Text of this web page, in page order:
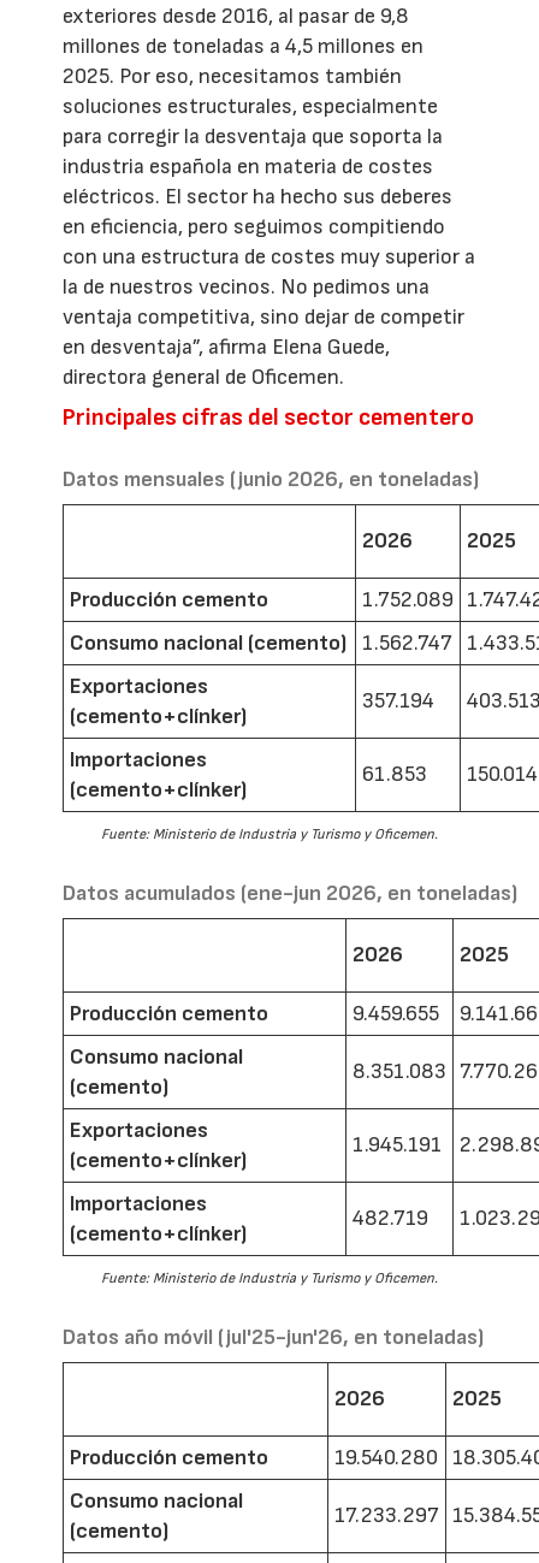
exteriores desde 2016, al pasar de 9,8
millones de toneladas a 4,5 millones en
2025. Por eso, necesitamos también
soluciones estructurales, especialmente
para corregir la desventaja que soporta la
industria española en materia de costes
eléctricos. El sector ha hecho sus deberes
en eficiencia, pero seguimos compitiendo
con una estructura de costes muy superior a
la de nuestros vecinos. No pedimos una
ventaja competitiva, sino dejar de competir
en desventaja”, afirma Elena Guede,
directora general de Oficemen.
Principales cifras del sector cementero
Datos mensuales (junio 2026, en toneladas)
2026 2025
Producción cemento 1.752.089
Consumo nacional (cemento)
1.562.747
Exportaciones
(cemento+clínker)
357.194
Importaciones
(cemento+clínker)
61.853 150.014
Fuente: Ministerio de Industria y Turismo y Oficemen.
Datos acumulados (ene-jun 2026, en toneladas)
2026 2025
Producción cemento 9.459.655
Consumo nacional
(cemento)
8.351.083
Exportaciones
(cemento+clínker)
1.945.191
Importaciones
(cemento+clínker)
482.719
Fuente: Ministerio de Industria y Turismo y Oficemen.
Datos año móvil (jul'25-jun'26, en toneladas)
2026 2025
Producción cemento 19.540.280
Consumo nacional
(cemento)
17.233.297